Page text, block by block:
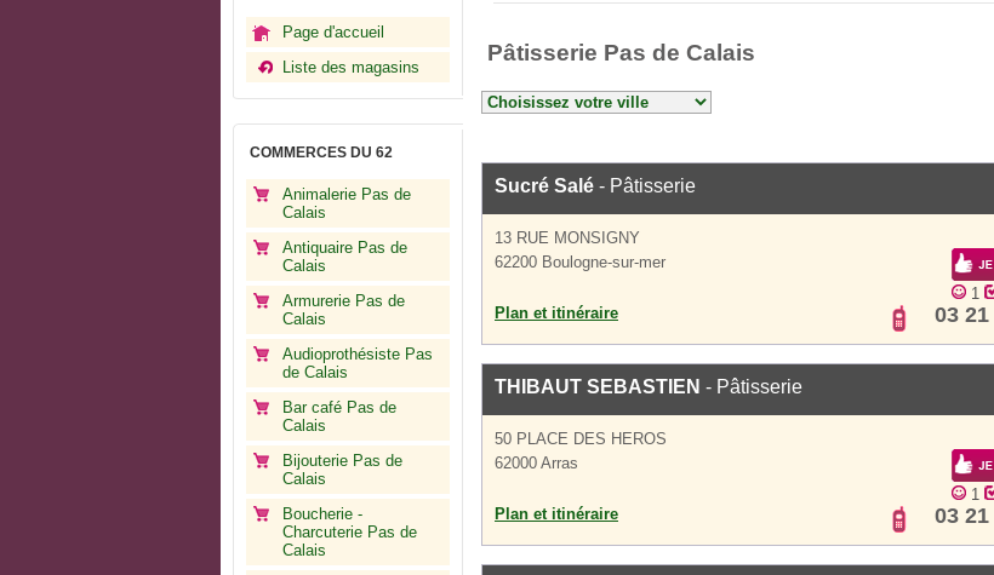
Page d'accueil
Liste des magasins
COMMERCES DU 62
Animalerie Pas de
Calais
Antiquaire Pas de
Calais
Armurerie Pas de
Calais
Audioprothésiste Pas
de Calais
Bar café Pas de
Calais
Bijouterie Pas de
Calais
Boucherie -
Charcuterie Pas de
Calais
Pâtisserie Pas de Calais
Sucré Salé - Pâtisserie
13 RUE MONSIGNY
62200 Boulogne-sur-mer
1
Plan et itinéraire
03
THIBAUT SEBASTIEN - Pâtisserie
50 PLACE DES HEROS
62000 Arras
1
Plan et itinéraire
03